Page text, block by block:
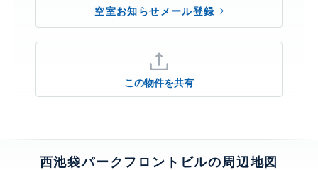
空室お知らせメール登録
この物件を共有
西池袋パークフロントビルの周辺地図